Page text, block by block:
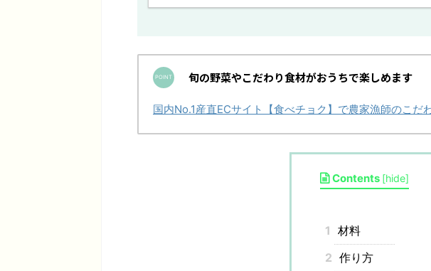
旬の野菜やこだわり食材がおうちで楽しめます
国内No.1産直ECサイト【食べチョク】で農家漁師のこだ
Contents [hide]
1 材料
2 作り方